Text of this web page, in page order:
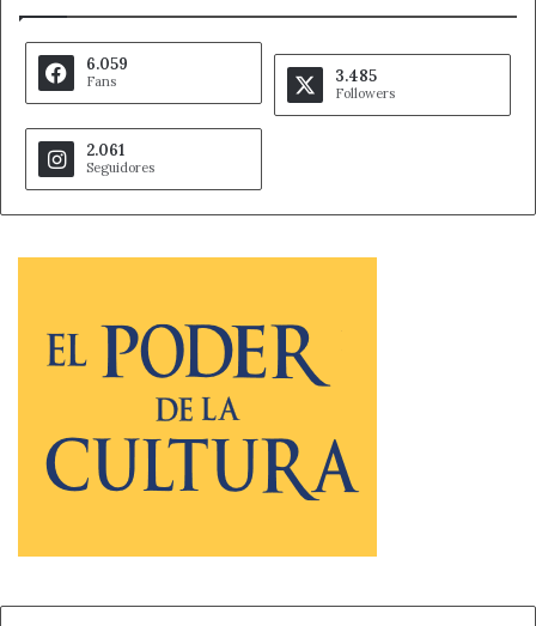
6.059
Fans 3.485
Followers
2.061
Seguidores